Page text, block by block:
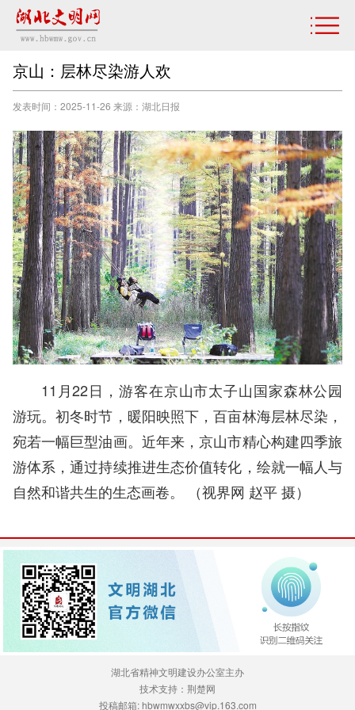
京山：层林尽染游人欢
发表时间：2025-11-26 来源：湖北日报
11月22日，游客在京山市太子山国家森林公园
游玩。初冬时节，暖阳映照下，百亩林海层林尽染，
宛若一幅巨型油画。近年来，京山市精心构建四季旅
游体系，通过持续推进生态价值转化，绘就一幅人与
自然和谐共生的生态画卷。 （视界网 赵平 摄）
湖北省精神文明建设办公室主办
技术支持：荆楚网
投稿邮箱: hbwmwxxbs@vip.163.com